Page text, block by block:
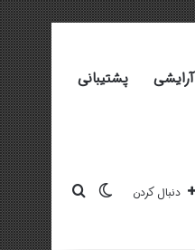
آرایشی پشتیبانی
دنبال کردن تغییر پوسته
جستجو برای